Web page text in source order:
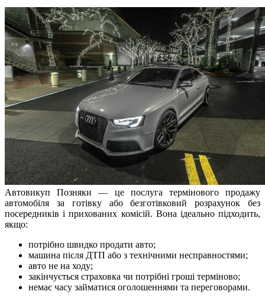
Автовикуп Позняки — це послуга термінового продажу
автомобіля за готівку або безготівковий розрахунок без
посередників і прихованих комісій. Вона ідеально підходить,
якщо:
потрібно швидко продати авто;
машина після ДТП або з технічними несправностями;
авто не на ходу;
закінчується страховка чи потрібні гроші терміново;
немає часу займатися оголошеннями та переговорами.